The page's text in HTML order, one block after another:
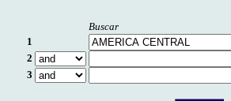
Buscar
1
2
3